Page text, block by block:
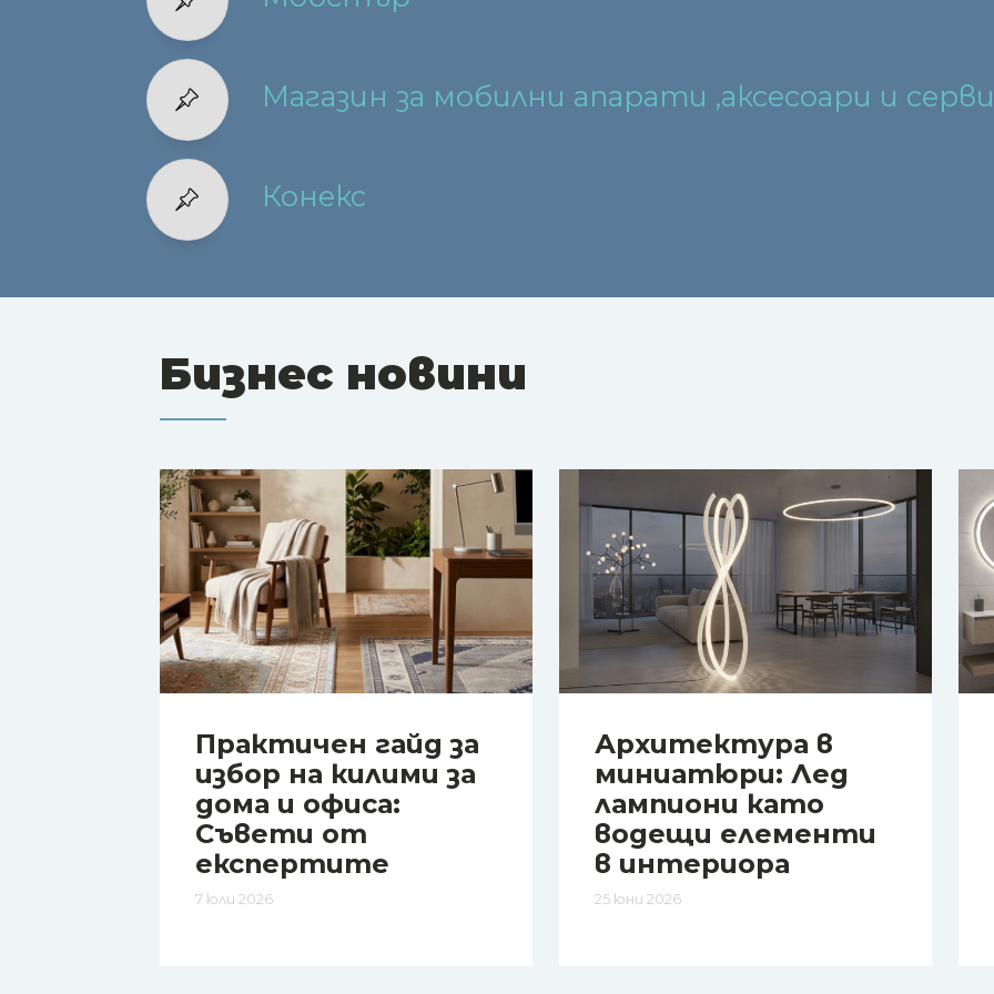
Магазин за мобилни апарати ,аксесоари и
Конекс
Бизнес новини
Практичен гайд за
избор на килими за
дома и офиса:
Съвети от
експертите
7 юли 2026
Архитектура в
миниатюри: Лед
лампиони като
водещи елементи
в интериора
25 юни 2026